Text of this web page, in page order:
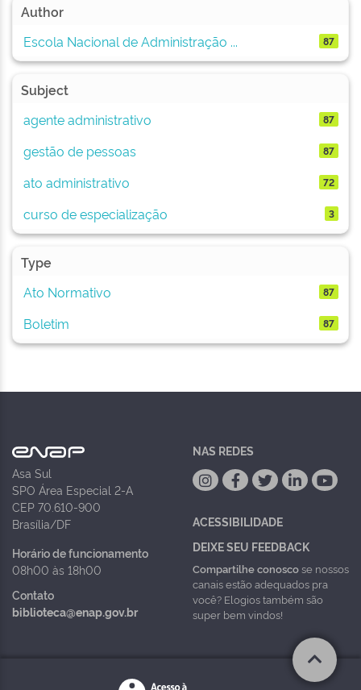
Author
Escola Nacional de Administração ...
87
Subject
agente administrativo
87
gestão de pessoas 87
ato administrativo 72
curso de especialização 3
Type
Ato Normativo
87
Boletim 87
Asa Sul
SPO Área Especial 2-A
CEP 70.610-900
Brasília/DF
Horário de funcionamento
08h00 às 18h00
Contato
biblioteca@enap.gov.br
NAS REDES
ACESSIBILIDADE
DEIXE SEU FEEDBACK
Compartilhe conoscose nossos
canais estão adequados pra
você? Elogios também são
super bem vindos!